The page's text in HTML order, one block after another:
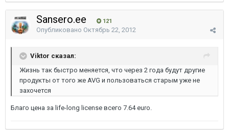
Sansero.ee 121
Опубликовано Октябрь 22, 2012
Viktor сказал:
Жизнь так быстро меняется, что через 2 года будут другие
продукты от того же AVG и пользоваться старым уже не
захочется
Благо цена за life-long license всего 7.64 euro.